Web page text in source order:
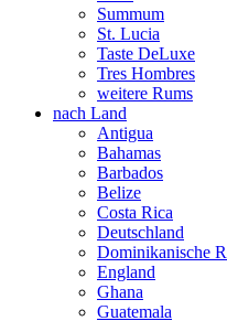
Summum
St. Lucia
Taste DeLuxe
Tres Hombres
weitere Rums
nach Land
Antigua
Bahamas
Barbados
Belize
Costa Rica
Deutschland
Dominikanische
England
Ghana
Guatemala